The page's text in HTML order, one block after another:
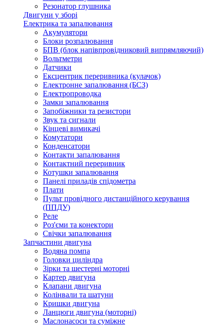
Резонатор глушника
Двигуни у зборі
Електрика та запалювання
Акумулятори
Блоки розпалювання
БПВ (блок напівпровідниковий випрямляючий)
Вольтметри
Датчики
Ексцентрик переривника (кулачок)
Електронне запалювання (БСЗ)
Електропроводка
Замки запалювання
Запобіжники та резистори
Звук та сигнали
Кінцеві вимикачі
Комутатори
Конденсатори
Контакти запалювання
Контактний переривник
Котушки запалювання
Панелі приладів спідометра
Плати
Пульт провідного дистанційного керування
(ППДУ)
Реле
Роз'єми та конектори
Свічки запалювання
Запчастини двигуна
Водяна помпа
Головки циліндра
Зірки та шестерні моторні
Картер двигуна
Клапани двигуна
Колінвали та шатуни
Кришки двигуна
Ланцюги двигуна (моторні)
Маслонасоси та суміжне